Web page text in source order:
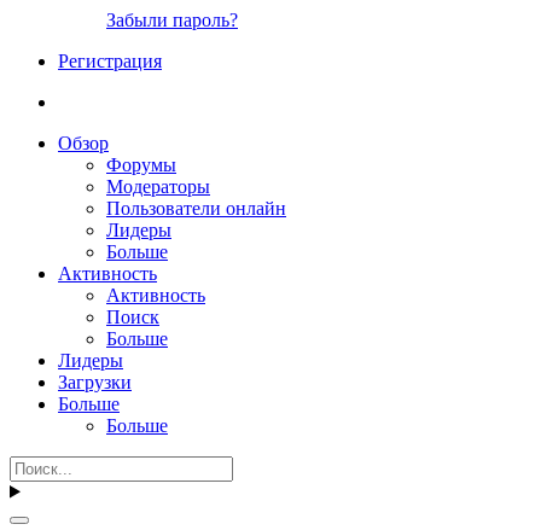
Забыли пароль?
Регистрация
Обзор
Форумы
Модераторы
Пользователи онлайн
Лидеры
Больше
Активность
Активность
Поиск
Больше
Лидеры
Загрузки
Больше
Больше